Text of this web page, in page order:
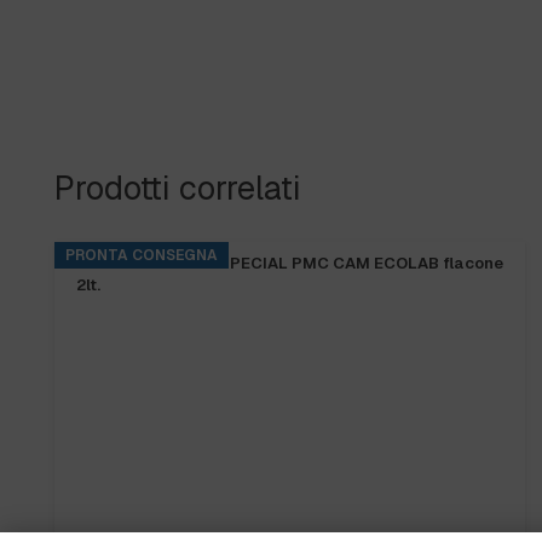
Prodotti correlati
PRONTA CONSEGNA
KITCHENPRO DES SPECIAL PMC CAM ECOLAB flacone
2lt.